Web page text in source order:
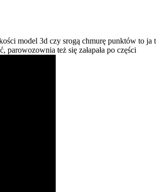
model 3d czy srogą chmurę punktów to
też się załapała po części